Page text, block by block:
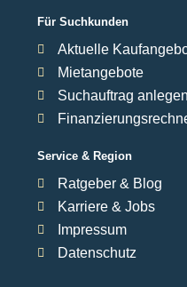
Für Suchkunden
Aktuelle
Mietangebote
Suchauftrag anlegen
Service & Region
Ratgeber & Blog
Karriere & Jobs
Impressum
Datenschutz